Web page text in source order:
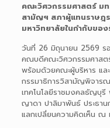
คณะวิศวกรรมศาสตร์ ม
สามัญฯ สภาผู้แทนราษฎ
มหาวิทยาลัยในกำกับของ
วันที่ 26 มิถุนายน 2569 ร
คณบดีคณะวิศวกรรมศาสต
พร้อมด้วยคณะผู้บริหาร แล
กรรมาธิการวิสามัญพิจาร
เทคโนโลยีราชมงคลธัญบุ
ญาดา ปาลิมาพันธ์ ประธานก
แลกเปลี่ยนความคิดเห็น ณ